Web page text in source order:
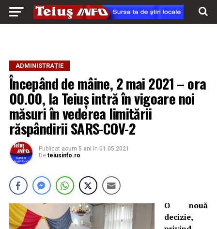
ADMINISTRAȚIE
Începând de mâine, 2 mai 2021 – ora
00.00, la Teiuș intră în vigoare noi
măsuri în vederea limitării
răspândirii SARS-COV-2
Publicat acum 5 ani în 01.05.2021
De teiusinfo.ro
O nouă
decizie,